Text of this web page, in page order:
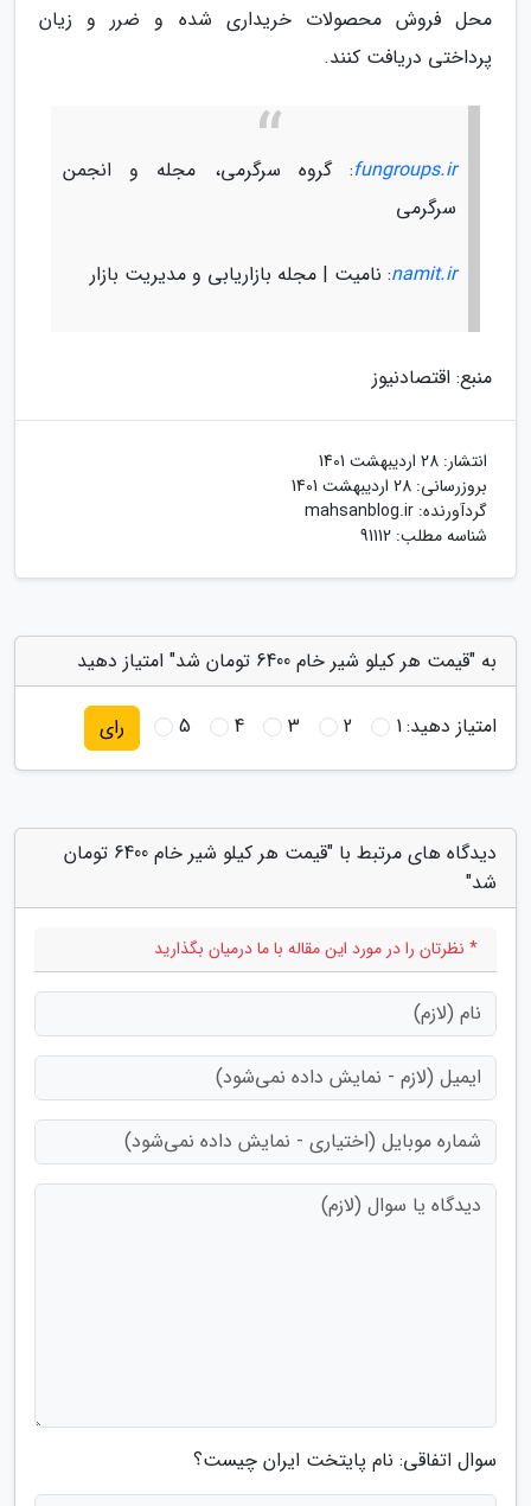
محل فروش محصولات خریداری شده و ضرر و زیان
پرداختی دریافت کنند.
fungroups.ir: گروه سرگرمی، مجله و انجمن
سرگرمی
namit.ir: نامیت | مجله بازاریابی و مدیریت بازار
منبع: اقتصادنیوز
انتشار: 28 اردیبهشت 1401
بروزرسانی: 28 اردیبهشت 1401
گردآورنده: mahsanblog.ir
شناسه مطلب: 91112
به "قیمت هر کیلو شیر خام 6400 تومان شد" امتیاز دهید
امتیاز دهید:1
2
3
4
5 رای
دیدگاه های مرتبط با "قیمت هر کیلو شیر خام 6400 تومان
شد"
* نظرتان را در مورد این مقاله با ما درمیان بگذارید
سوال اتفاقی: نام پایتخت ایران چیست؟